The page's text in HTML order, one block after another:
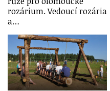
rozárium. Vedoucí rozária
a…